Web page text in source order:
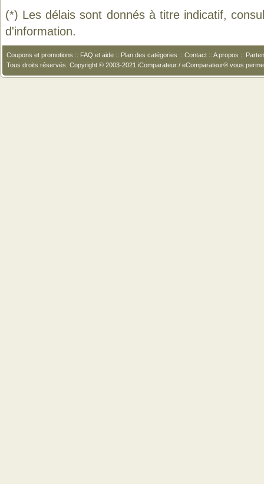
(*) Les délais sont donnés à titre indicatif,
d'information.
Coupons et promotions :: FAQ et aide :: Plan des catégories :: Contact :: A propos ::
Tous droits réservés. Copyright © 2003-2021 iComparateur / eComparateur® vous